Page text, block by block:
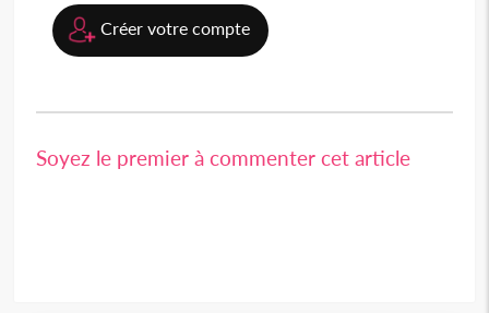
Créer votre compte
Soyez le premier à commenter cet article